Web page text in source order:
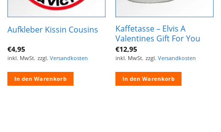
Aufkleber Kissin Cousins
€4,95
inkl. MwSt. zzgl. Versandkosten
In den Warenkorb
Kaffetasse – Elvis A
Valentines Gift For You
€12,95
inkl. MwSt. zzgl. Versandkosten
In den Warenkorb